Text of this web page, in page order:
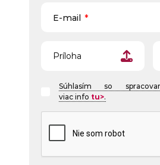
E-mail *
Príloha
Súhlasím so
viac info tu>.